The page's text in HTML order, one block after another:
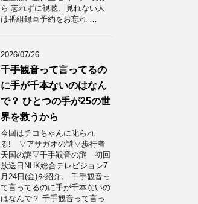
ら 忘れずに視聴、見れない人
は番組録画予約をお忘れ …
2026/07/26
千手観音って言ってるの
に手が千本ないのはなん
で？ ひとつの手が25の世
界を救うから
今回はチコちゃんに叱られ
る! ▽アサガオの謎▽歩行者
天国の謎▽千手観音の謎 初回
放送日NHK総合テレビジョン7
月24日(金)を紹介。 千手観音っ
て言ってるのに手が千本ないの
はなんで？ 千手観音って言っ